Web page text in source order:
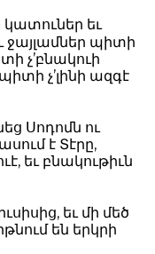
եւ
ջայլամներ պիտի
չ’բնակուի
չ’լինի ազգէ
Սոդոմն ու
է Տէրը,
եւ բնակութիւն
եւ մի մեծ
են երկրի